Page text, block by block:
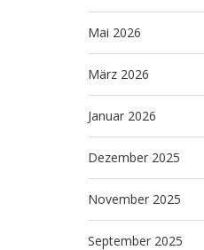
Mai 2026
März 2026
Januar 2026
Dezember 2025
November 2025
September 2025